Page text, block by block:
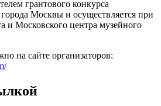
грантового конкурса
Москвы и осуществляется при
и Московского центра музейного
на сайте организаторов: